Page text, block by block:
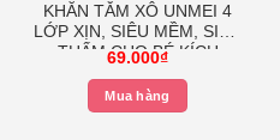
KHĂN TẮM XÔ UNMEI 4
LỚP XỊN, SIÊU MỀM, SIÊU
THẤM CHO BÉ KÍCH
69.000₫
Mua hàng